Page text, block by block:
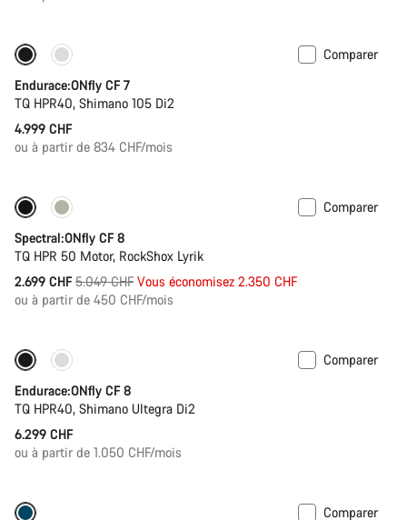
Batterie de 290 Wh
Comparer
Endurace:ONfly CF 7
TQ HPR40, Shimano 105 Di2
4.999 CHF
ou à partir de 834 CHF/mois
Disponible uniquement en XL
Comparer
Spectral:ONfly CF 8
TQ HPR 50 Motor, RockShox Lyrik
2.699 CHF Prix
5.049 CHF Vous économisez 2.350 CHF
ou à partir de 450 CHF/mois
Disponible uniquement en XL | 2XL
Batterie de 290 Wh
Comparer
Endurace:ONfly CF 8
TQ HPR40, Shimano Ultegra Di2
6.299 CHF
ou à partir de 1.050 CHF/mois
Comparer